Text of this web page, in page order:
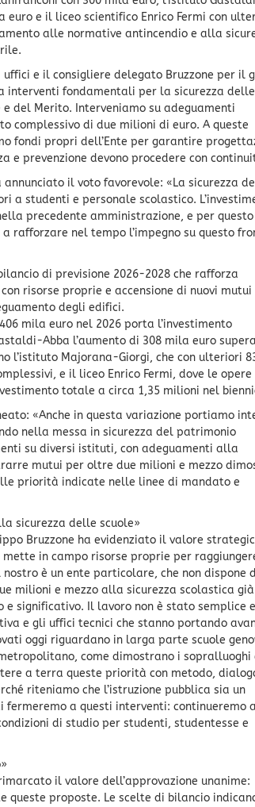
e il liceo scientifico Enrico Fermi con
alle normative antincendio e alla
e il consigliere delegato Bruzzone per il
interventi fondamentali per la sicurezza delle
del Merito. Interveniamo su adeguamenti
complessivo di due milioni di euro. A queste
fondi propri dell’Ente per garantire
e prevenzione devono procedere con
il voto favorevole: «La sicurezza
a studenti e personale scolastico.
precedente amministrazione, e per questo
rafforzare nel tempo l’impegno su questo
di previsione 2026-2028 che rafforza
risorse proprie e accensione di nuovi mutui
degli edifici.
mila euro nel 2026 porta l’investimento
Abba l’aumento di 308 mila euro
l’istituto Majorana-Giorgi, che con ulteriori
e il liceo Enrico Fermi, dove le opere
totale a circa 1,35 milioni nel
«Anche in questa variazione portiamo
nella messa in sicurezza del patrimonio
su diversi istituti, con adeguamenti alla
mutui per oltre due milioni e mezzo
priorità indicate nelle linee di mandato e
sicurezza delle scuole»
Bruzzone ha evidenziato il valore
in campo risorse proprie per
è un ente particolare, che non dispone
milioni e mezzo alla sicurezza scolastica
significativo. Il lavoro non è stato semplice
e gli uffici tecnici che stanno portando
oggi riguardano in larga parte scuole
come dimostrano i sopralluoghi
a terra queste priorità con metodo,
riteniamo che l’istruzione pubblica sia un
a questi interventi: continueremo a
di studio per studenti, studentesse e
il valore dell’approvazione unanime:
queste proposte. Le scelte di bilancio